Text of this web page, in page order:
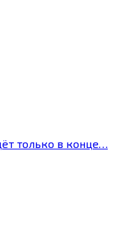
только в конце…